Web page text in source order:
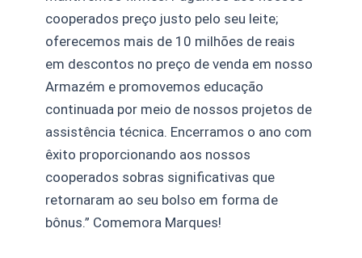
cooperados preço justo pelo seu leite;
oferecemos mais de 10 milhões de reais
em descontos no preço de venda em nosso
Armazém e promovemos educação
continuada por meio de nossos projetos de
assistência técnica. Encerramos o ano com
êxito proporcionando aos nossos
cooperados sobras significativas que
retornaram ao seu bolso em forma de
bônus.” Comemora Marques!